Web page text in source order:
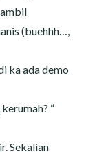
(buehhh…,
ka ada demo
“
Sekalian